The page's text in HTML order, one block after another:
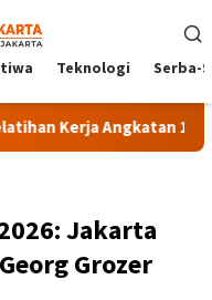
Teknologi Serba-
Kerja Angkatan 1 di
Jakarta
Grozer